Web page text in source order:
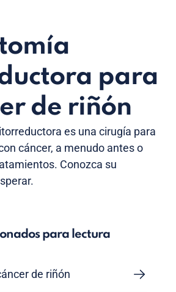
para
de riñón
es una cirugía para
cáncer, a menudo antes o
Conozca su
para lectura
de riñón